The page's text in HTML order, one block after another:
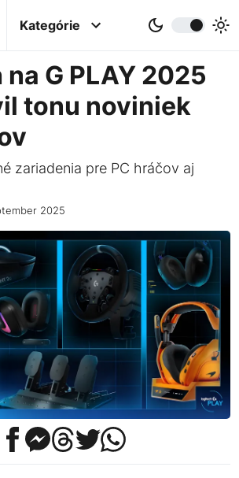
Kategórie
G PLAY 2025
tonu noviniek
zariadenia pre PC hráčov aj
2025